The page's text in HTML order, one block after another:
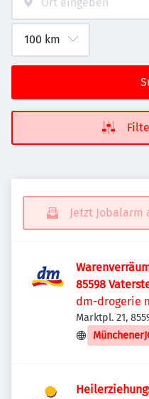
Jetzt Jobalarm
85598
dm-drogerie
Marktpl. 21,